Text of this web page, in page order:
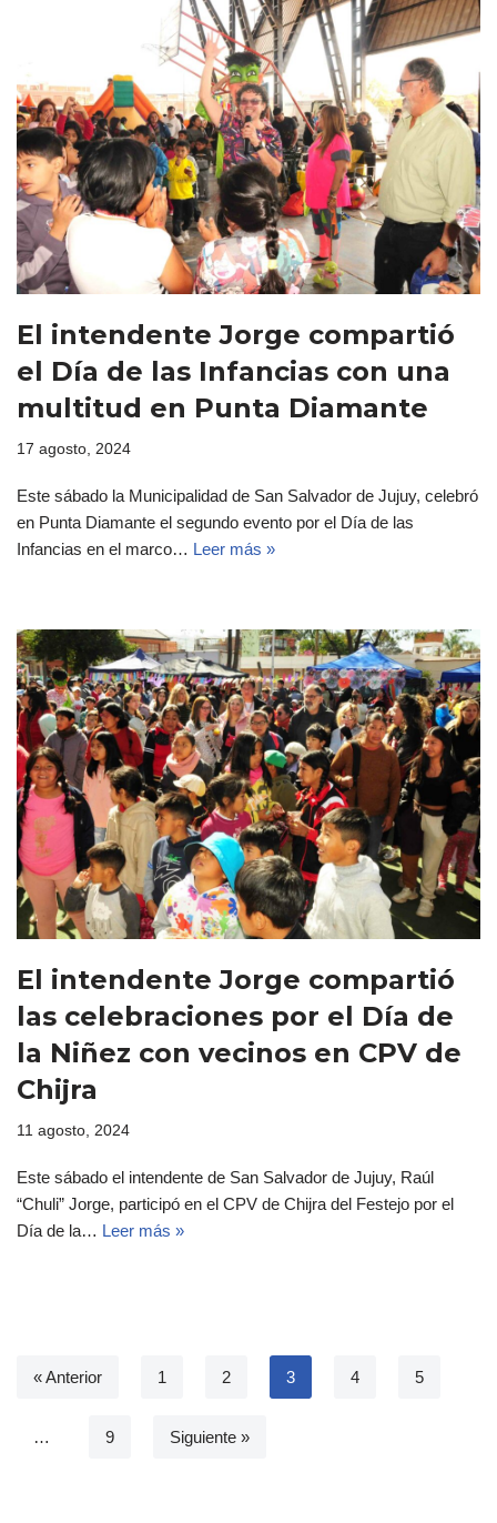
El intendente Jorge compartió
el Día de las Infancias con una
multitud en Punta Diamante
17 agosto, 2024
Este sábado la Municipalidad de San Salvador de Jujuy, celebró
en Punta Diamante el segundo evento por el Día de las
Infancias en el marco… Leer más »
El intendente Jorge compartió
las celebraciones por el Día de
la Niñez con vecinos en CPV de
Chijra
11 agosto, 2024
Este sábado el intendente de San Salvador de Jujuy, Raúl
“Chuli” Jorge, participó en el CPV de Chijra del Festejo por el
Día de la… Leer más »
« Anterior 1 2 3 4 5
… 9 Siguiente »